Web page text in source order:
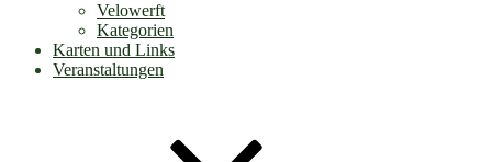
Velowerft
Kategorien
Karten und Links
Veranstaltungen